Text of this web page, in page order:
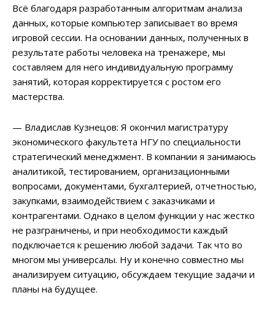
Всё благодаря разработанным алгоритмам анализа
данных, которые компьютер записывает во время
игровой сессии. На основании данных, полученных в
результате работы человека на тренажере, мы
составляем для него индивидуальную программу
занятий, которая корректируется с ростом его
мастерства.
— Владислав Кузнецов: Я окончил магистратуру
экономического факультета НГУ по специальности
стратегический менеджмент. В компании я занимаюсь
аналитикой, тестированием, организационными
вопросами, документами, бухгалтерией, отчетностью,
закупками, взаимодействием с заказчиками и
контрагентами. Однако в целом функции у нас жестко
не разграничены, и при необходимости каждый
подключается к решению любой задачи. Так что во
многом мы универсалы. Ну и конечно совместно мы
анализируем ситуацию, обсуждаем текущие задачи и
планы на будущее.